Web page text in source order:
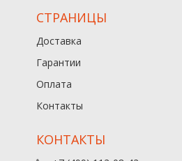
СТРАНИЦЫ
Доставка
Гарантии
Оплата
Контакты
КОНТАКТЫ